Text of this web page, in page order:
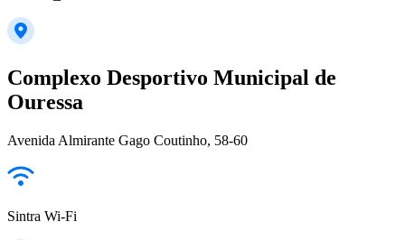
Complexo Desportivo Municipal de
Ouressa
Avenida Almirante Gago Coutinho, 58-60
Sintra Wi-Fi